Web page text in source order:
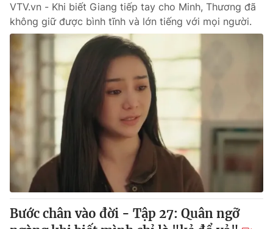
VTV.vn - Khi biết Giang tiếp tay cho Minh, Thương đã
không giữ được bình tĩnh và lớn tiếng với mọi người.
Bước chân vào đời - Tập 27: Quân ngỡ